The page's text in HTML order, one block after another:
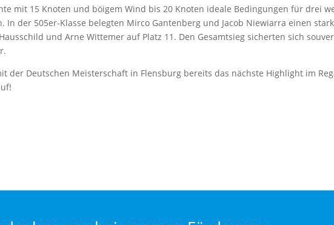
mit 15 Knoten und böigem Wind bis 20 Knoten ideale Bedingungen für drei
In der 505er-Klasse belegten Mirco Gantenberg und Jacob Niewiarra einen
und Arne Wittemer auf Platz 11. Den Gesamtsieg sicherten sich
der Deutschen Meisterschaft in Flensburg bereits das nächste Highlight im